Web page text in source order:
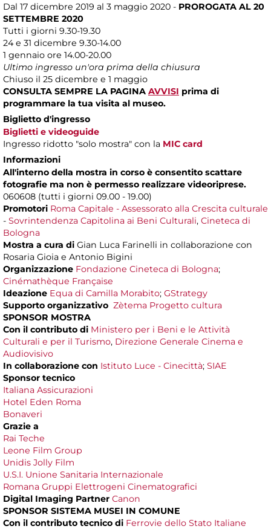
Dal 17 dicembre 2019 al 3 maggio 2020 - PROROGATA AL 20
SETTEMBRE 2020
Tutti i giorni 9.30-19.30
24 e 31 dicembre 9.30-14.00
1 gennaio ore 14.00-20.00
Ultimo ingresso un'ora prima della chiusura
Chiuso il 25 dicembre e 1 maggio
CONSULTA SEMPRE LA PAGINA AVVISI prima di
programmare la tua visita al museo.
Biglietto d'ingresso
Biglietti e videoguide
Ingresso ridotto "solo mostra" con la MIC card
Informazioni
All'interno della mostra in corso è consentito scattare
fotografie ma non è permesso realizzare videoriprese.
060608 (tutti i giorni 09.00 - 19.00)
Promotori Roma Capitale - Assessorato alla Crescita culturale
- Sovrintendenza Capitolina ai Beni Culturali, Cineteca di
Bologna
Mostra a cura di Gian Luca Farinelli in collaborazione con
Rosaria Gioia e Antonio Bigini
Organizzazione Fondazione Cineteca di Bologna;
Cinémathèque Française
Ideazione Equa di Camilla Morabito; GStrategy
Supporto organizzativo Zètema Progetto cultura
SPONSOR MOSTRA
Con il contributo di Ministero per i Beni e le Attività
Culturali e per il Turismo, Direzione Generale Cinema e
Audiovisivo
In collaborazione con Istituto Luce - Cinecittà; SIAE
Sponsor tecnico
Italiana Assicurazioni
Hotel Eden Roma
Bonaveri
Grazie a
Rai Teche
Leone Film Group
Unidis Jolly Film
U.S.I. Unione Sanitaria Internazionale
Romana Gruppi Elettrogeni Cinematografici
Digital Imaging Partner Canon
SPONSOR SISTEMA MUSEI IN COMUNE
Con il contributo tecnico di Ferrovie dello Stato Italiane